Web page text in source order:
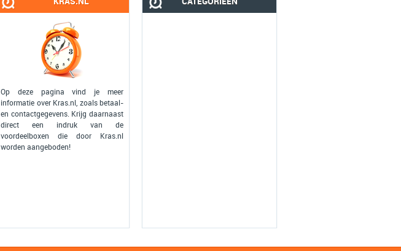
Op deze pagina vind je meer
informatie over Kras.nl, zoals betaal-
en contactgegevens. Krijg daarnaast
direct een indruk van de
voordeelboxen die door Kras.nl
worden aangeboden!